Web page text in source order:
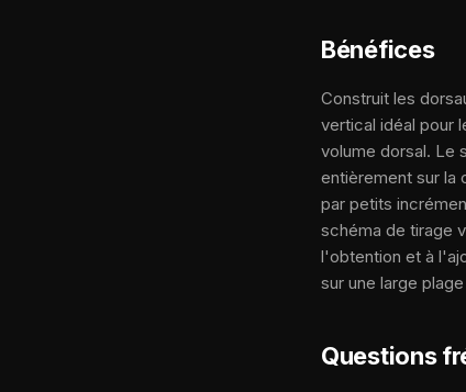
Bénéfices
Construit les
vertical idéal pour
volume dorsal. Le
entièrement sur la
par petits
schéma de tirage
l'obtention et à
sur une large
Questions